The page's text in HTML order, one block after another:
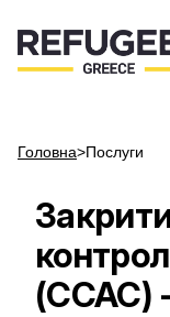
Головна>Послуги
(CCAC)